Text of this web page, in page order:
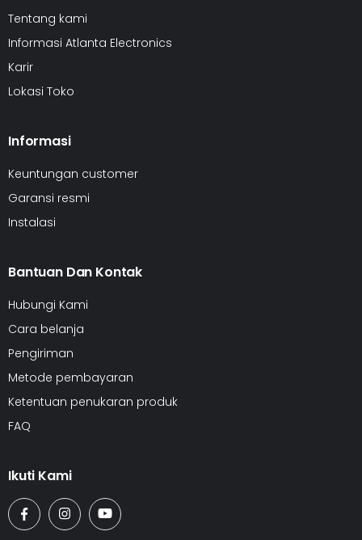
Tentang kami
Informasi Atlanta Electronics
Karir
Lokasi Toko
Informasi
Keuntungan customer
Garansi resmi
Instalasi
Bantuan Dan Kontak
Hubungi Kami
Cara belanja
Pengiriman
Metode pembayaran
Ketentuan penukaran produk
FAQ
Ikuti Kami